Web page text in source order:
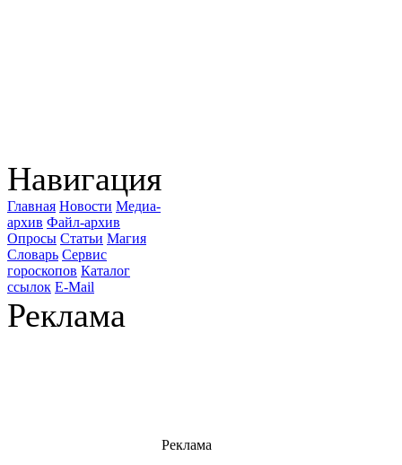
Навигация
Главная Новости Медиа-
архив Файл-архив
Опросы Статьи Магия
Словарь Сервис
гороскопов Каталог
ссылок E-Mail
Реклама
Реклама